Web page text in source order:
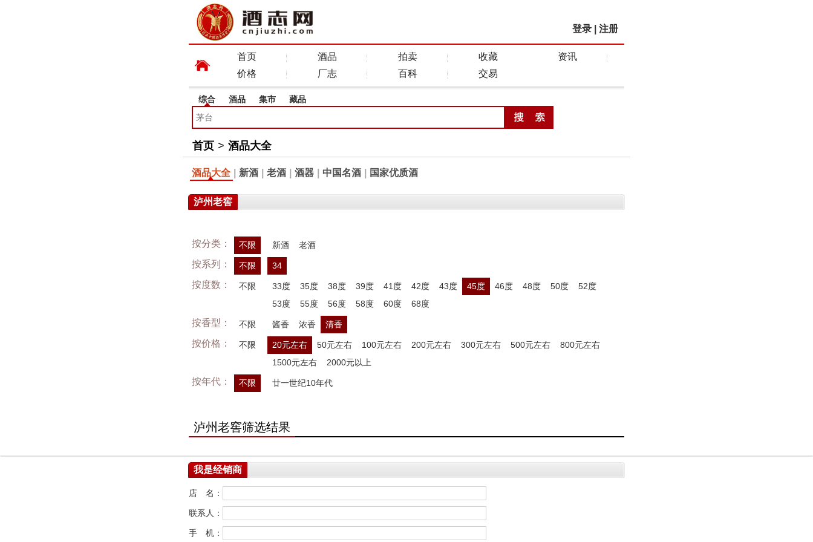
登录 注册
首页 酒品 拍卖 收藏
资讯
价格
厂志 百科 交易
综合 酒品 集市 藏品
首页 > 酒品大全
酒品大全 新酒 老酒 酒器 中国名酒 国家优质酒
泸州老窖
按分类： 不限 新酒 老酒
按系列： 不限 34
按度数： 不限 33度 35度 38度 39度 41度 42度 43度 45度 46度 48度 50度
52度
53度
55度 56度 58度 60度 68度
按香型： 不限 酱香 浓香 清香
按价格： 不限 20元左右 50元左右 100元左右 200元左右 300元左右 500元左右
800元左右
1500元左右
2000元以上
按年代： 不限 廿一世纪10年代
泸州老窖筛选结果
我是经销商
店 名：
联系人：
手 机：